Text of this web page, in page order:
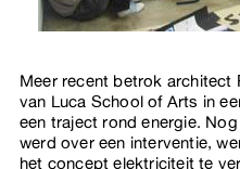
Meer recent betrok architect
van Luca School of Arts in
een traject rond energie.
werd over een interventie,
het concept elektriciteit te